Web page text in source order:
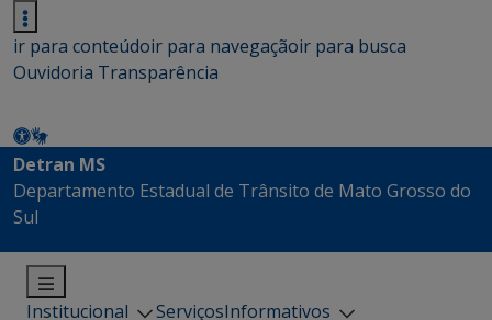
ir para conteúdoir para navegaçãoir para busca
Ouvidoria Transparência
Detran MS
Departamento Estadual de Trânsito de Mato Grosso do
Sul
Institucional ServiçosInformativos